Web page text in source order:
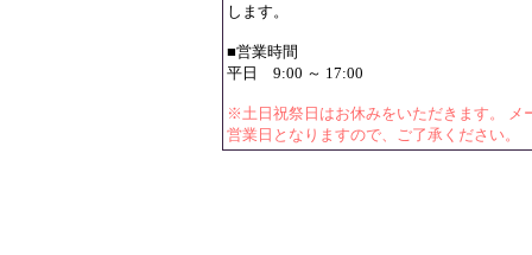
します。
■営業時間
平日 9:00 ～ 17:00
※土日祝祭日はお休みをいただきます。 メ
営業日となりますので、ご了承ください。